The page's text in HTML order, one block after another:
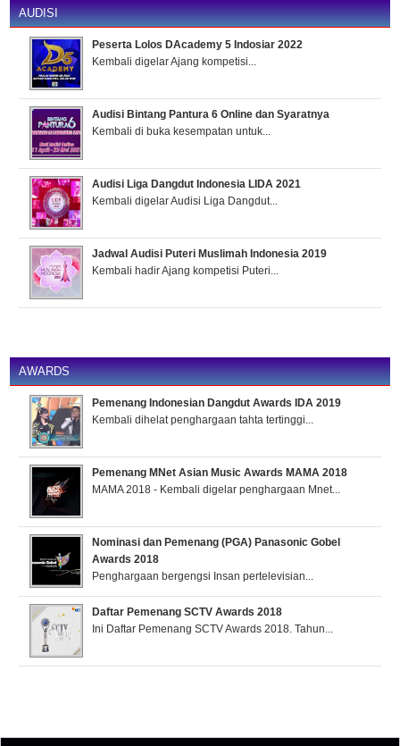
AUDISI
Peserta Lolos DAcademy 5 Indosiar 2022
Kembali digelar Ajang kompetisi...
Audisi Bintang Pantura 6 Online dan Syaratnya
Kembali di buka kesempatan untuk...
Audisi Liga Dangdut Indonesia LIDA 2021
Kembali digelar Audisi Liga Dangdut...
Jadwal Audisi Puteri Muslimah Indonesia 2019
Kembali hadir Ajang kompetisi Puteri...
AWARDS
Pemenang Indonesian Dangdut Awards IDA 2019
Kembali dihelat penghargaan tahta tertinggi...
Pemenang MNet Asian Music Awards MAMA 2018
MAMA 2018 - Kembali digelar penghargaan Mnet...
Nominasi dan Pemenang (PGA) Panasonic Gobel
Awards 2018
Penghargaan bergengsi Insan pertelevisian...
Daftar Pemenang SCTV Awards 2018
Ini Daftar Pemenang SCTV Awards 2018. Tahun...